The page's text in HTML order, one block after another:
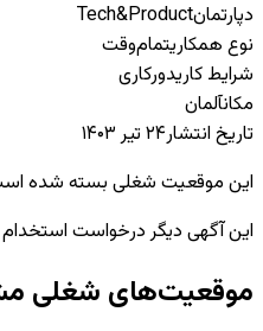
دپارتمانTech&Product
نوع همکاریتمام‌وقت
شرایط کاریدورکاری
مکانآلمان
تاریخ انتشار۲۴ تیر ۱۴۰۳
این موقعیت شغلی بسته شده
این آگهی دیگر درخواست استخدام
موقعیت‌های شغلی